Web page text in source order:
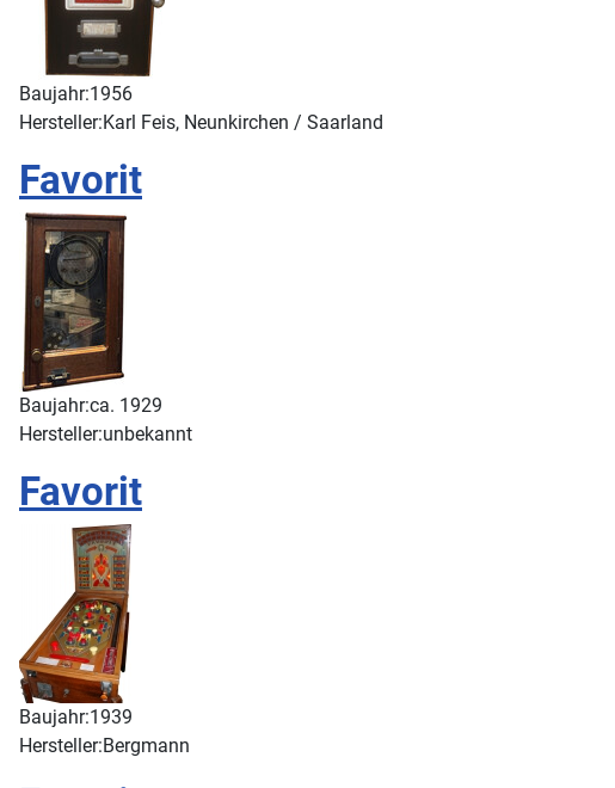
Baujahr:1956
Hersteller:Karl Feis, Neunkirchen / Saarland
Favorit
Baujahr:ca. 1929
Hersteller:unbekannt
Favorit
Baujahr:1939
Hersteller:Bergmann